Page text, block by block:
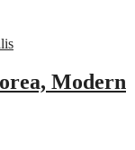
Modern